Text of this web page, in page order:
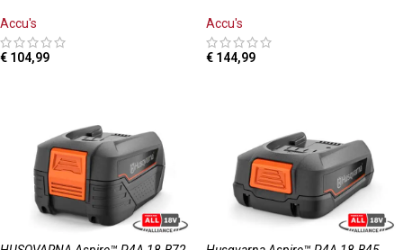
Accu's
€ 104,99
Accu's
€ 144,99